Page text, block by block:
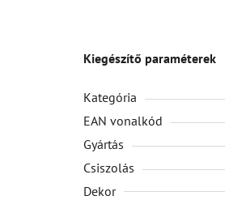
Kiegészítő paraméterek
Kategória
EAN vonalkód
Gyártás
Csiszolás
Dekor